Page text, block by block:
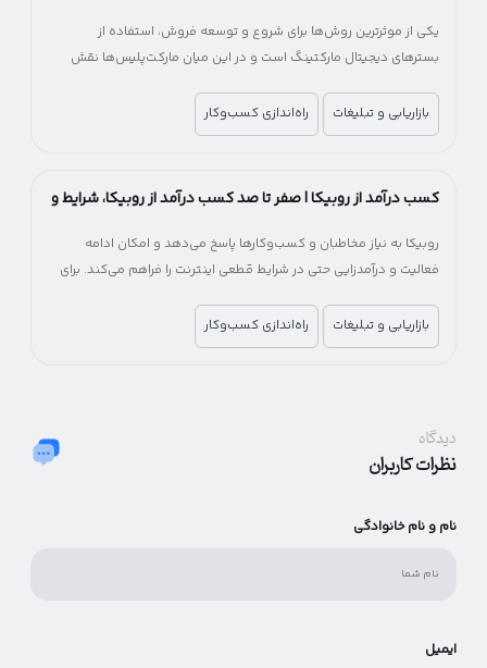
یکی از موثرترین روش‌ها برای شروع و توسعه فروش، استفاده از
بسترهای دیجیتال مارکتینگ است و در این میان مارکت‌پلیس‌ها نقش
بازاریابی و تبلیغات
راه‌اندازی کسب‌وکار
کسب درآمد از روبیکا | صفر تا صد کسب درآمد از روبیکا، شرایط و
روبیکا به نیاز مخاطبان و کسب‌وکارها پاسخ می‌دهد و امکان ادامه
فعالیت و درآمدزایی حتی در شرایط قطعی اینترنت را فراهم می‌کند. برای
ارتباط با مشتریان خواهد بود.
بازاریابی و تبلیغات راه‌اندازی کسب‌وکار
دیدگاه
نظرات کاربران
نام و نام خانوادگی
ایمیل